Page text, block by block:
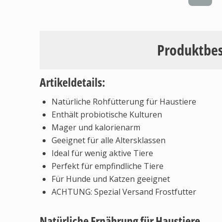
Artikeldetails:
Natürliche Rohfütterung für Haustiere
Enthält probiotische Kulturen
Mager und kalorienarm
Geeignet für alle Altersklassen
Ideal für wenig aktive Tiere
Perfekt für empfindliche Tiere
Für Hunde und Katzen geeignet
ACHTUNG: Spezial Versand Frostfutter